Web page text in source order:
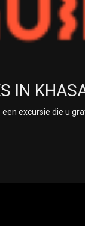
IN
excursie die u